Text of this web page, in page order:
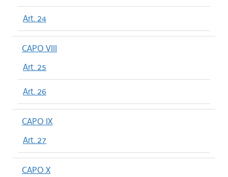
Art. 24
CAPO VIII
Art. 25
Art. 26
CAPO IX
Art. 27
CAPO X